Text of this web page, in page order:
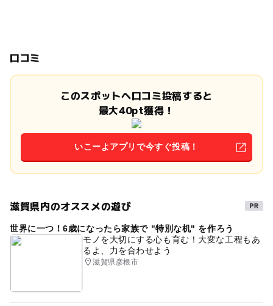
口コミ
このスポットへ口コミ投稿すると
最大40pt獲得！
いこーよアプリで今すぐ投稿！
滋賀県内のオススメの遊び
世界に一つ！6歳になったら家族で "特別な机" を作ろう
モノを大切にする心も育む！大変な工程もあ
るよ、力を合わせよう
滋賀県彦根市